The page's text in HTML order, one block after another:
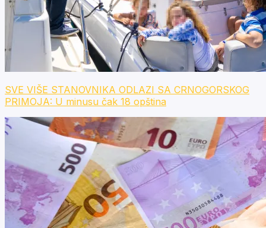
SVE VIŠE STANOVNIKA ODLAZI SA CRNOGORSKOG
PRIMOJA: U minusu čak 18 opština